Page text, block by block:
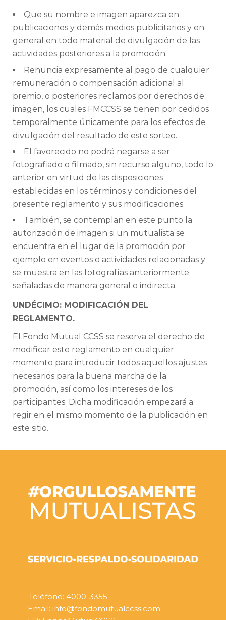
Que su nombre e imagen aparezca en
publicaciones y demás medios publicitarios y en
general en todo material de divulgación de las
actividades posteriores a la promoción.
Renuncia expresamente al pago de cualquier
remuneración o compensación adicional al
premio, o posteriores reclamos por derechos de
imagen, los cuales FMCCSS se tienen por cedidos
temporalmente únicamente para los efectos de
divulgación del resultado de este sorteo.
El favorecido no podrá negarse a ser
fotografiado o filmado, sin recurso alguno, todo lo
anterior en virtud de las disposiciones
establecidas en los términos y condiciones del
presente reglamento y sus modificaciones.
También, se contemplan en este punto la
autorización de imagen si un mutualista se
encuentra en el lugar de la promoción por
ejemplo en eventos o actividades relacionadas y
se muestra en las fotografías anteriormente
señaladas de manera general o indirecta.
UNDÉCIMO: MODIFICACIÓN DEL
REGLAMENTO.
El Fondo Mutual CCSS se reserva el derecho de
modificar este reglamento en cualquier
momento para introducir todos aquellos ajustes
necesarios para la buena marcha de la
promoción, así como los intereses de los
participantes. Dicha modificación empezará a
regir en el mismo momento de la publicación en
este sitio.
Teléfono: 4000-3355
Email: info@fondomutualccss.com